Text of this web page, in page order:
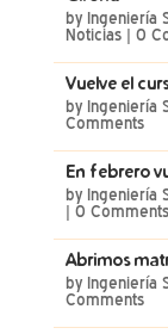
by Ingeniería
Noticias| 0
Vuelve el
by Ingeniería
Comments
En febrero
by Ingeniería
| 0 Comments
Abrimos
by Ingeniería
Comments